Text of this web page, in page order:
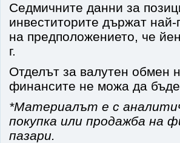
Седмичните данни за
инвеститорите държат
на предположението, че
г.
Отделът за валутен обмен
финансите не можа да
*Материалът е с
покупка или продажба на
пазари.